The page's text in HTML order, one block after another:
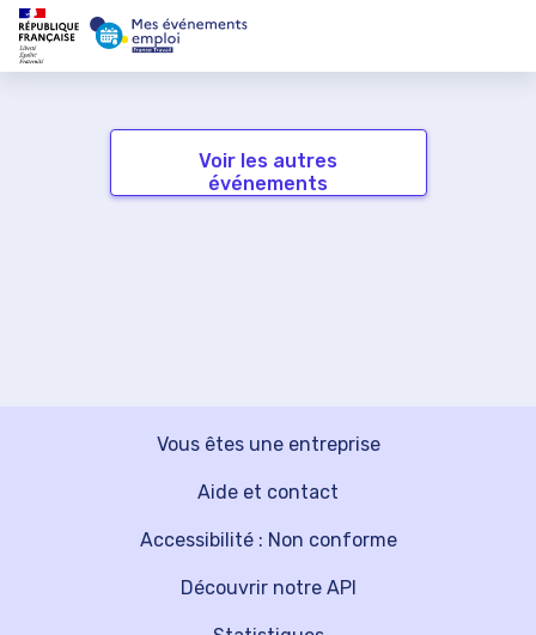
Voir les autres
événements
Vous êtes une entreprise
Découvrir notre API
Aide et contact
Accessibilité : Non conforme